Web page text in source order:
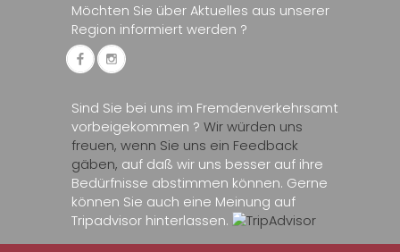
Möchten Sie über Aktuelles aus unserer
Region informiert werden ?
Sind Sie bei uns im Fremdenverkehrsamt
vorbeigekommen ? Wir würden uns
freuen, wenn Sie uns ein Feedback
gäben, auf daß wir uns besser auf ihre
Bedürfnisse abstimmen können. Gerne
können Sie auch eine Meinung auf
Tripadvisor hinterlassen.